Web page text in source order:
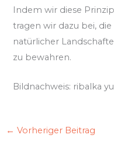
Indem wir diese
tragen wir dazu bei,
natürlicher
zu bewahren.
Bildnachweis: ribalka
← Vorheriger Beitrag